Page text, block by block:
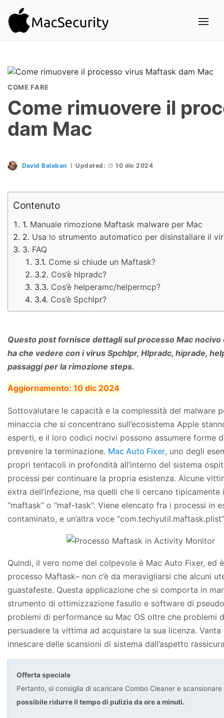
COME FARE
Come rimuovere il
dam Mac
David Balaban Updated: 10 dic 2024
Contenuto
Manuale rimozione Maftask malware per Mac
Usa lo strumento automatico per disinstallare il
FAQ
Come si chiude un Maftask?
Cos’è hlpradc?
Cos’è helperamc/helpermcp?
Cos’è Spchlpr?
Questo post fornisce dettagli sul processo Mac
ha che vedere con i virus Spchlpr, Hlpradc, hiprade,
passaggi per la rimozione steps.
Aggiornamento: 10 dic 2024
Sottovalutare le capacità e la complessità del malware
minaccia che si concentrano sull’ecosistema Apple
esperti, e il loro codici nocivi possono assumere forme
prevenire la terminazione. Mac Auto Fixer, uno degli
propri tentacoli in profondità all’interno del sistema
processi per continuare la propria esistenza. Alcune
extra dell‘infezione, ma quelli che li cercano
“maftask” o "maf-task". Viene elencato fra i processi in
contaminato, e un’altra voce
Quindi, il vero nome del colpevole è Mac Auto Fixer,
processo Maftask– non c’è da meravigliarsi che alcuni
guastafeste. Questa applicazione che si comporta in
strumento di ottimizzazione fasullo e software di
problemi di performance su Mac OS oltre che problemi
persuadere la vittima ad acquistare la sua licenza.
innescare delle scansioni di sistema dall’aspetto
Offerta speciale
Pertanto, si consiglia di scaricare Combo Cleaner e
possibile ridurre il tempo di pulizia da ore a minuti.